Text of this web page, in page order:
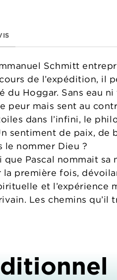
Schmitt
de l’expédition, il
du Hoggar. Sans eau
peur mais sent au
dans l’infini, le
sentiment de paix, de
le nommer Dieu ?
Pascal nommait sa
première fois,
et l’expérience
Les chemins